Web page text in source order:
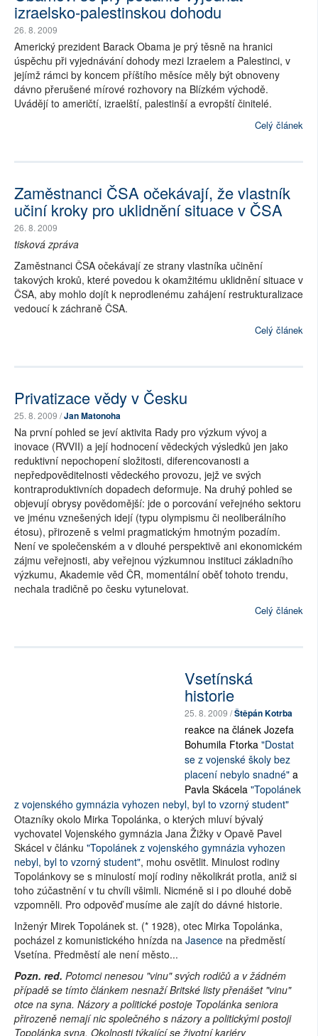
izraelsko-palestinskou dohodu
26. 8. 2009
Americký prezident Barack Obama je prý těsně na hranici
úspěchu při vyjednávání dohody mezi Izraelem a Palestinci, v
jejímž rámci by koncem příštího měsíce měly být obnoveny
dávno přerušené mírové rozhovory na Blízkém východě.
Uvádějí to američtí, izraelští, palestinší a evropští činitelé.
Celý článek
Zaměstnanci ČSA očekávají, že vlastník
učiní kroky pro uklidnění situace v ČSA
26. 8. 2009
tisková zpráva
Zaměstnanci ČSA očekávají ze strany vlastníka učinění
takových kroků, které povedou k okamžitému uklidnění situace v
ČSA, aby mohlo dojít k neprodlenému zahájení restrukturalizace
vedoucí k záchraně ČSA.
Celý článek
Privatizace vědy v Česku
25. 8. 2009 /Jan Matonoha
Na první pohled se jeví aktivita Rady pro výzkum vývoj a
inovace (RVVII) a její hodnocení vědeckých výsledků jen jako
reduktivní nepochopení složitosti, diferencovanosti a
nepředpověditelnosti vědeckého provozu, jejž ve svých
kontraproduktivních dopadech deformuje. Na druhý pohled se
objevují obrysy povědomější: jde o porcování veřejného sektoru
ve jménu vznešených idejí (typu olympismu či neoliberálního
étosu), přirozeně s velmi pragmatickým hmotným pozadím.
Není ve společenském a v dlouhé perspektivě ani ekonomickém
zájmu veřejnosti, aby veřejnou výzkumnou instituci základního
výzkumu, Akademie věd ČR, momentální oběť tohoto trendu,
nechala tradičně po česku vytunelovat.
Celý článek
Vsetínská
historie
25. 8. 2009 /Štěpán Kotrba
reakce na článek Jozefa
Bohumila Ftorka "Dostat
se z vojenské školy bez
placení nebylo snadné" a
Pavla Skácela "Topolánek
z vojenského gymnázia vyhozen nebyl, byl to vzorný student"
Otazníky okolo Mirka Topolánka, o kterých mluví bývalý
vychovatel Vojenského gymnázia Jana Žižky v Opavě Pavel
Skácel v článku "Topolánek z vojenského gymnázia vyhozen
nebyl, byl to vzorný student", mohu osvětlit. Minulost rodiny
Topolánkovy se s minulostí mojí rodiny několikrát protla, aniž si
toho zúčastnění v tu chvíli všimli. Nicméně si i po dlouhé době
vzpomněli. Pro odpověď musíme ale zajít do dávné historie.
Inženýr Mirek Topolánek st. (* 1928), otec Mirka Topolánka,
pocházel z komunistického hnízda na Jasence na předměstí
Vsetína. Předměstí ale není město...
Pozn. red. Potomci nenesou "vinu" svých rodičů a v žádném
případě se tímto článkem nesnaží Britské listy přenášet "vinu"
otce na syna. Názory a politické postoje Topolánka seniora
přirozeně nemají nic společného s názory a politickými postoji
Topolánka syna. Okolnosti týkající se životní kariéry